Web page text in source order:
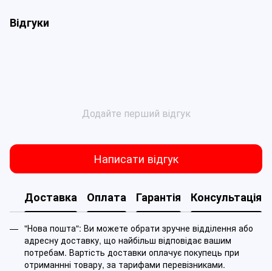
Відгуки
Додайте перший відгук
Написати відгук
Доставка Оплата Гарантія Консультація
"Нова пошта": Ви можете обрати зручне відділення або
адресну доставку, що найбільш відповідає вашим
потребам. Вартість доставки оплачує покупець при
отриманнні товару, за тарифами перевізниками.